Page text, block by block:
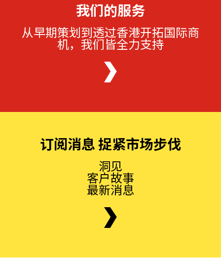
我们的服务
从早期策划到透过香港开拓国际商
机，我们皆全力支持
订阅消息 捉紧市场步伐
洞见
客户故事
最新消息